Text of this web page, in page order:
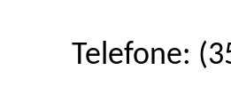
Telefone: